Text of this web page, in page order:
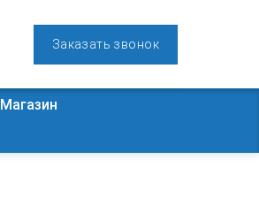
Заказать звонок
Магазин